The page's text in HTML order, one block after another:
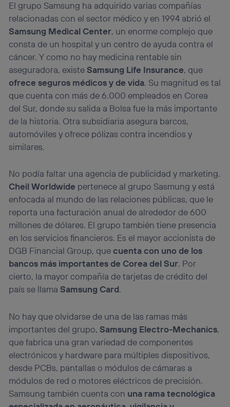
El grupo Samsung ha adquirido varias compañías
relacionadas con el sector médico y en 1994 abrió el
Samsung Medical Center, un enorme complejo que
consta de un hospital y un centro de ayuda contra el
cáncer. Y como no hay medicina rentable sin
aseguradora, existeSamsung Life Insurance, que
ofrece seguros médicos y de vida. Su magnitud es tal
que cuenta con más de 6.000 empleados en Corea
del Sur, donde su salida a Bolsa fue la más importante
de la historia. Otra subsidiaria asegura barcos,
automóviles y ofrece pólizas contra incendios y
similares.
No podía faltar una agencia de publicidad y marketing.
Cheil Worldwide pertenece al grupo Sasmung y está
enfocada al mundo de las relaciones públicas, que le
reporta una facturación anual de alrededor de 600
millones de dólares. El grupo también tiene presencia
en los servicios financieros. Es el mayor accionista de
DGB Financial Group, quecuenta con uno de los
bancos más importantes de Corea del Sur. Por
cierto, la mayor compañía de tarjetas de crédito del
país se llamaSamsung Card.
No hay que olvidarse de una de las ramas más
importantes del grupo,Samsung Electro-Mechanics,
que fabrica una gran variedad de componentes
electrónicos y hardware para múltiples dispositivos,
desde PCBs, pantallas o módulos de cámaras a
módulos de red o motores eléctricos de precisión.
Samsung también cuenta con una rama tecnológica